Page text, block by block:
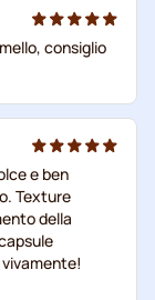
consiglio
e ben
Texture
della